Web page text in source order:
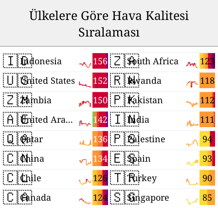
Ülkelere Göre Hava Kalitesi
Sıralaması
🇮🇩 156
Indonesia
🇺🇸 152
United States
🇿🇲 150
Zambia
🇦🇪 142
United Arab Emirates
🇶🇦 136
Qatar
🇨🇳 134
China
🇨🇱 126
Chile
🇨🇦 124
Canada
🇿🇦 123
South Africa
🇷🇼 118
Rwanda
🇵🇰 112
Pakistan
🇮🇳 111
India
🇵🇸 94
Palestine
🇪🇸 93
Spain
🇹🇷 90
Turkey
🇸🇬 85
Singapore